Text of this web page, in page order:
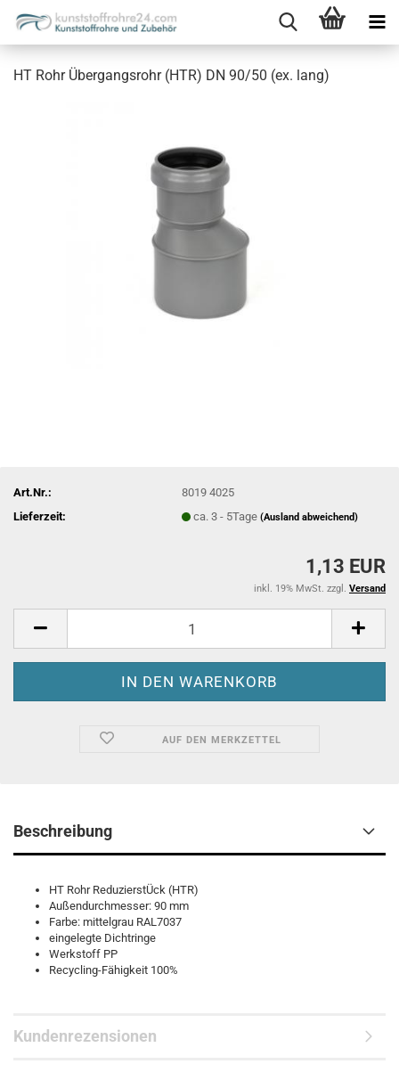
HT Rohr Übergangsrohr (HTR) DN 90/50 (ex. lang)
Art.Nr.:
8019 4025
Lieferzeit:
ca. 3 - 5Tage(Ausland abweichend)
1,13 EUR
inkl. 19% MwSt. zzgl. Versand
AUF DEN MERKZETTEL
Beschreibung
HT Rohr ReduzierstÜck (HTR)
Außendurchmesser: 90 mm
Farbe: mittelgrau RAL7037
eingelegte Dichtringe
Werkstoff PP
Recycling-Fähigkeit 100%
Kundenrezensionen